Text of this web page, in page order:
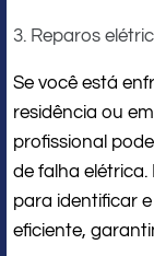
3. Reparos
Se você está
residência ou
profissional
de falha elétrica.
para identificar
eficiente,